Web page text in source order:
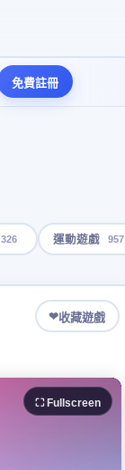
免費註冊
326 運動遊戲 957
❤收藏遊戲
⛶ Fullscreen